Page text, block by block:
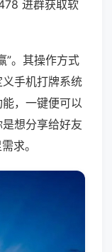
进群获取软
”。其操作方式
手机打牌系统
，一键便可以
想分享给好友
求。